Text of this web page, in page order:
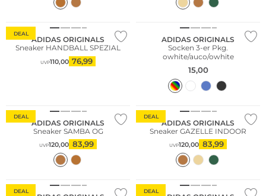
DEAL
ADIDAS ORIGINALS
Sneaker HANDBALL SPEZIAL
UVP110,00 76,99
ADIDAS ORIGINALS
Socken 3-er Pkg.
owhite/auco/owhite
15,00
DEAL
ADIDAS ORIGINALS
Sneaker SAMBA OG
UVP120,00 83,99
DEAL
ADIDAS ORIGINALS
Sneaker GAZELLE INDOOR
UVP120,00 83,99
DEAL DEAL